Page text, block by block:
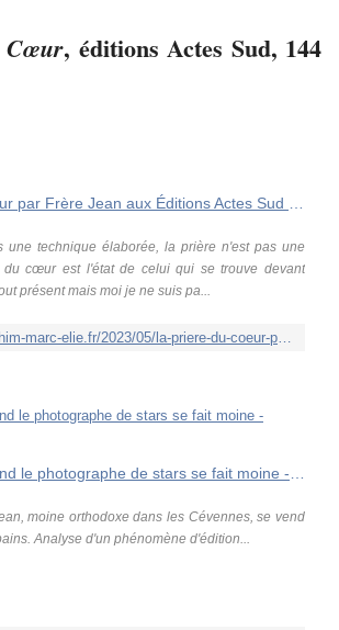
Cœur, éditions Actes Sud, 144
une technique élaborée, la prière n'est pas une
du cœur est l'état de celui qui se trouve devant
présent mais moi je ne suis pa...
moine orthodoxe dans les Cévennes, se vend
Analyse d'un phénomène d'édition...